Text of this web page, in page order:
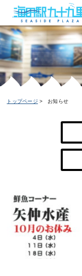
トップページ お知らせ